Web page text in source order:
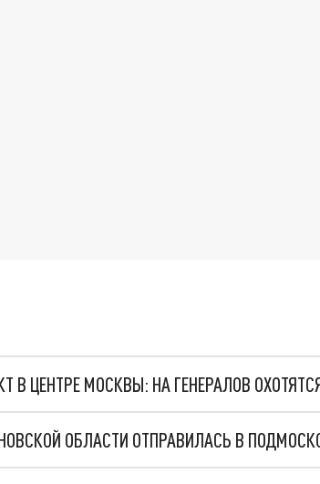
В ЦЕНТРЕ МОСКВЫ: НА ГЕНЕРАЛОВ
ОБЛАСТИ ОТПРАВИЛАСЬ В